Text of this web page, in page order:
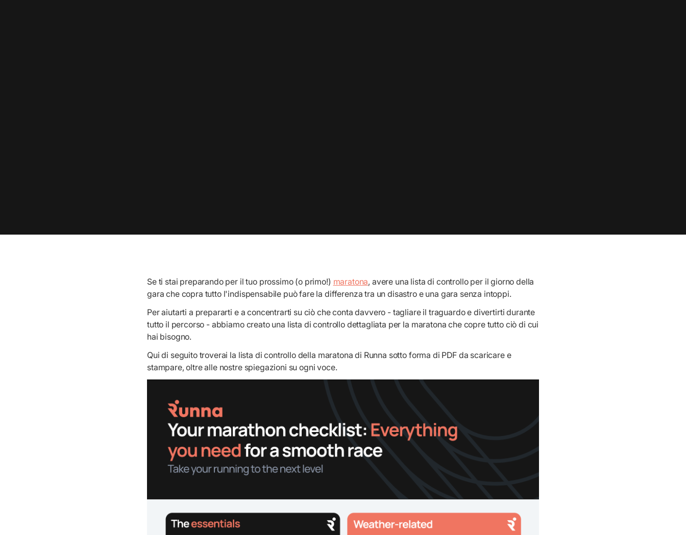
Se ti stai preparando per il tuo prossimo (o primo!) maratona, avere una lista di controllo per il giorno della
gara che copra tutto l'indispensabile può fare la differenza tra un disastro e una gara senza intoppi.
Per aiutarti a prepararti e a concentrarti su ciò che conta davvero - tagliare il traguardo e divertirti durante
tutto il percorso - abbiamo creato una lista di controllo dettagliata per la maratona che copre tutto ciò di cui
hai bisogno.
Qui di seguito troverai la lista di controllo della maratona di Runna sotto forma di PDF da scaricare e
stampare, oltre alle nostre spiegazioni su ogni voce.